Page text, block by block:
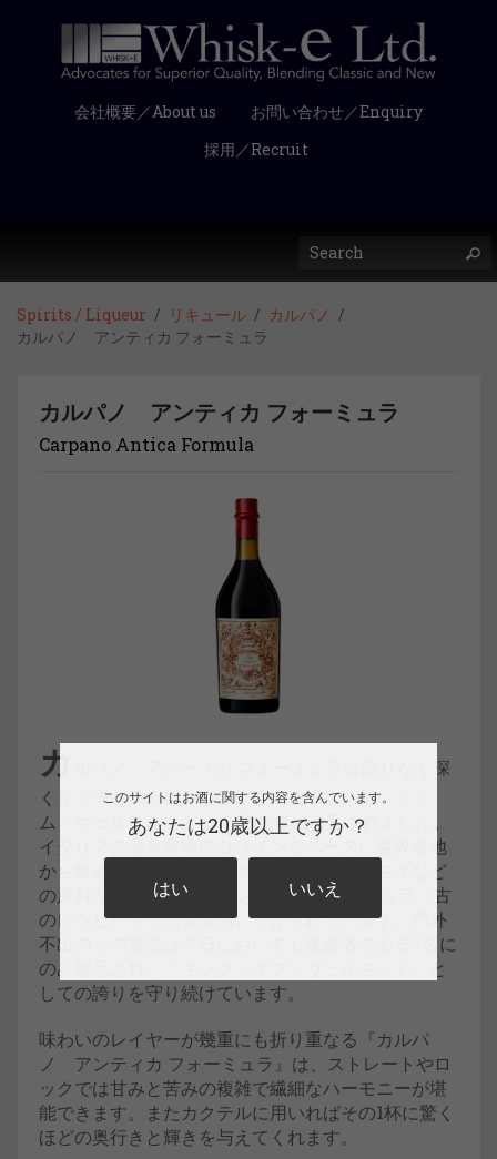
会社概要／About us
お問い合わせ／Enquiry
採用／Recruit
Spirits / Liqueur リキュール
カルパノ
カルパノ アンティカ フォーミュラ
カルパノ アンティカ フォーミュラ
Carpano Antica Formula
カ
ルパノ アンティカ フォーミュラは限りなく深
くリッチな味わいを細部に渡り追求したプレミア
ム・ヴェルモットとして1786年に考案されました。
イタリアの優良産地の白ワインをベースに世界各地
から集められたバニラ、サフラン、ニガヨモギなど
の原料を使い、現在もアンティカ フォーミュラ（古
のレシピ）をそのまま用いて作られています。門外
不出のその製法は今日においても後継者である3名に
のみ継承され、『キング・オブ・ヴェルモット』と
しての誇りを守り続けています。
味わいのレイヤーが幾重にも折り重なる『カルパ
ノ アンティカ フォーミュラ』は、ストレートやロ
ックでは甘みと苦みの複雑で繊細なハーモニーが堪
能できます。またカクテルに用いればその1杯に驚く
ほどの奥行きと輝きを与えてくれます。
このサイトはお酒に関する内容を含んでいます。
あなたは20歳以上ですか？
はい いいえ